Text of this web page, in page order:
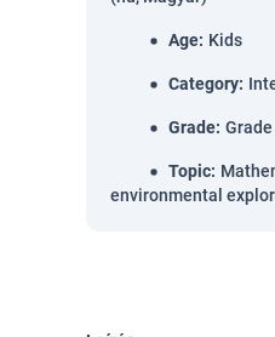
Age: Kids
Category:
Grade: Grade
Topic:
environmental